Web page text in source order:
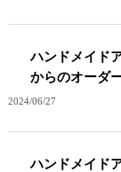
ハンドメイド
からのオーダ
2024/06/27
ハンドメイド